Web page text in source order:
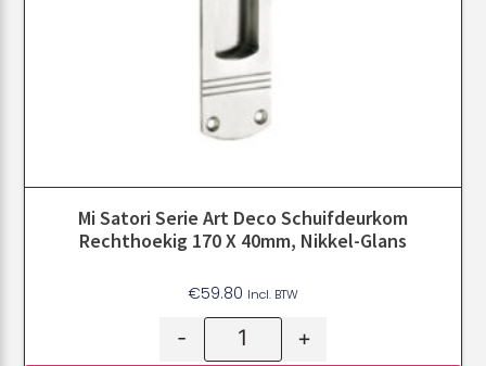
Mi Satori Serie Art Deco Schuifdeurkom
Rechthoekig 170 X 40mm, Nikkel-Glans
€59.80 Incl. BTW
- +